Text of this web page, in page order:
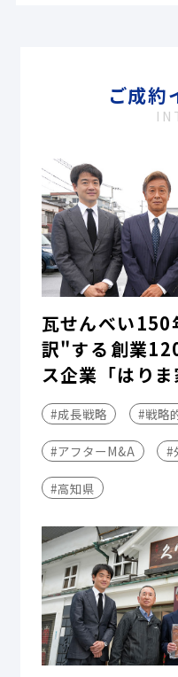
ご成約
瓦せんべい
訳"する――創業
ス企業「はり
#成長戦略 #戦略
#アフターM&A #
#高知県